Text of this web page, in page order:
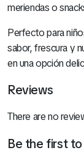
meriendas o
Perfecto para
sabor, frescura y
en una opción
Reviews
There are no
Be the first